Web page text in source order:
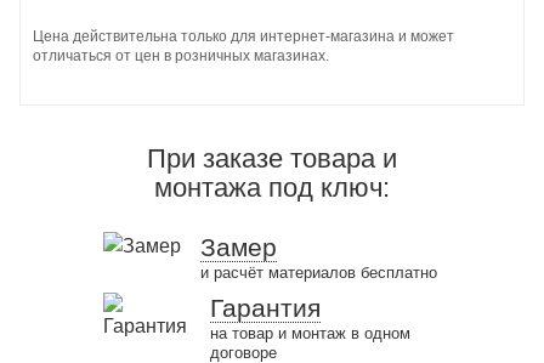
Цена действительна только для интернет-магазина и может
отличаться от цен в розничных магазинах.
При заказе товара и
монтажа под ключ:
Замер
и расчёт материалов бесплатно
Гарантия
на товар и монтаж в одном
договоре